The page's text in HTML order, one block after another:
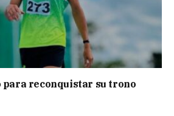
para reconquistar su trono